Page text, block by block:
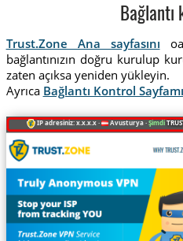
Bağlantı
Trust.Zone Ana sayfasını
bağlantınızın doğru kurulup
zaten açıksa yeniden yükleyin.
Ayrıca Bağlantı Kontrol
IP adresiniz: x.x.x.x · Avusturya ·Şimdi